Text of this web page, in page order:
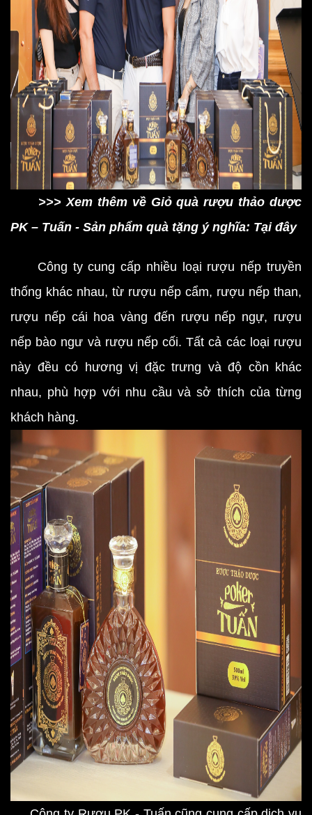
>>> Xem thêm về Giỏ quà rượu thảo dược
PK – Tuấn - Sản phẩm quà tặng ý nghĩa: Tại đây
Công ty cung cấp nhiều loại rượu nếp truyền
thống khác nhau, từ rượu nếp cẩm, rượu nếp than,
rượu nếp cái hoa vàng đến rượu nếp ngự, rượu
nếp bào ngư và rượu nếp cối. Tất cả các loại rượu
này đều có hương vị đặc trưng và độ cồn khác
nhau, phù hợp với nhu cầu và sở thích của từng
khách hàng.